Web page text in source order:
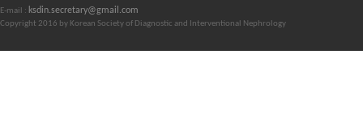
E-mail : ksdin.secretary@gmail.com
Copyright 2016 by Korean Society of Diagnostic and Interventional Nephrology